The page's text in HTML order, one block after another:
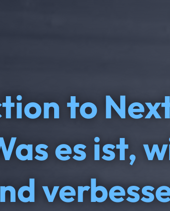
to
es ist,